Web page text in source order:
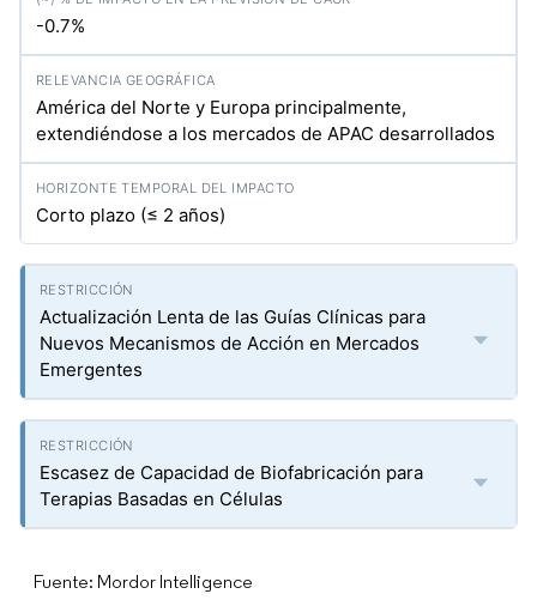
-0.7%
América del Norte y Europa principalmente,
extendiéndose a los mercados de APAC desarrollados
Corto plazo (≤ 2 años)
Actualización Lenta de las Guías Clínicas para
Nuevos Mecanismos de Acción en Mercados
Emergentes
Escasez de Capacidad de Biofabricación para
Terapias Basadas en Células
Fuente: Mordor Intelligence